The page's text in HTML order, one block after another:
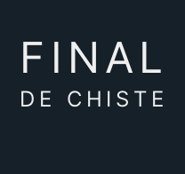
FINAL
DE CHISTE